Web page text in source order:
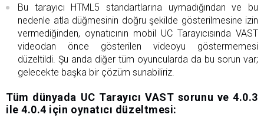
Bu tarayıcı HTML5 standartlarına uymadığından ve bu
nedenle atla düğmesinin doğru şekilde gösterilmesine izin
vermediğinden, oynatıcının mobil UC Tarayıcısında VAST
videodan önce gösterilen videoyu göstermemesi
düzeltildi. Şu anda diğer tüm oyuncularda da bu sorun var;
gelecekte başka bir çözüm sunabiliriz.
Tüm dünyada UC Tarayıcı VAST sorunu ve 4.0.3
ile 4.0.4 için oynatıcı düzeltmesi: